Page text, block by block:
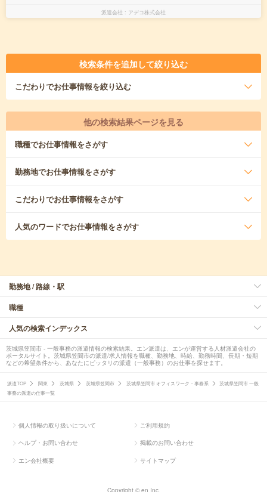
派遣会社 アデコ株式会社
検索条件を追加して絞り込む
こだわりでお仕事情報を絞り込む
他の検索結果ページを見る
職種でお仕事情報をさがす
勤務地でお仕事情報をさがす
こだわりでお仕事情報をさがす
人気のワードでお仕事情報をさがす
勤務地 / 路線・駅
職種
人気の検索インデックス
茨城県笠間市 - 一般事務の派遣情報の検索結果。エン派遣は、エンが運営する人材派遣会社の
ポータルサイト。茨城県笠間市の派遣/求人情報を職種、勤務地、時給、勤務時間、長期・短期
などの希望条件から、あなたにピッタリの派遣（一般事務）のお仕事を探せます。
派遣TOP 関東 茨城県 茨城県笠間市 茨城県笠間市 オフィスワーク・事務系
茨城県笠間市 一般
事務の派遣の仕事一覧
個人情報の取り扱いについて ご利用規約
ヘルプ・お問い合わせ 掲載のお問い合わせ
エン会社概要 サイトマップ